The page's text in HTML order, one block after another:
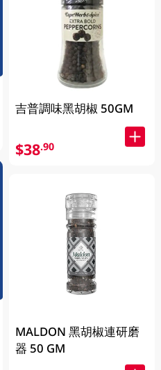
吉普調味黑胡椒 50GM
$38.90
MALDON 黑胡椒連研磨
器 50 GM